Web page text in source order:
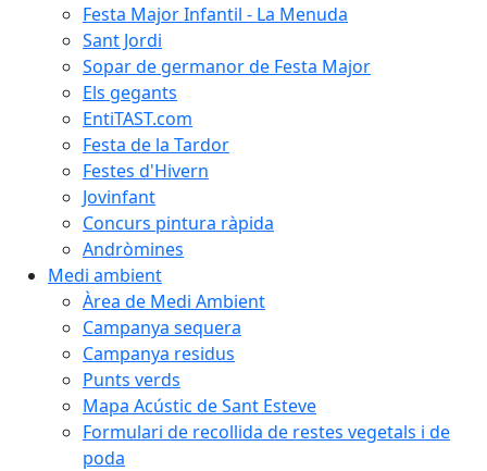
Festa Major Infantil - La Menuda
Sant Jordi
Sopar de germanor de Festa Major
Els gegants
EntiTAST.com
Festa de la Tardor
Festes d'Hivern
Jovinfant
Concurs pintura ràpida
Andròmines
Medi ambient
Àrea de Medi Ambient
Campanya sequera
Campanya residus
Punts verds
Mapa Acústic de Sant Esteve
Formulari de recollida de restes vegetals i de
poda